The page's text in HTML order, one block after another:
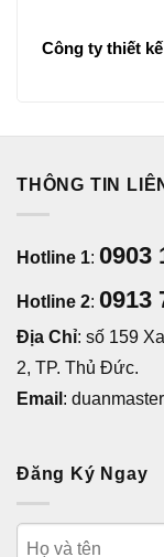
Công ty thiết
THÔNG TIN
Hotline 1: 0903
Hotline 2: 0913
Địa Chỉ: số 159
2, TP. Thủ Đức.
Email :
Đăng Ký Ngay